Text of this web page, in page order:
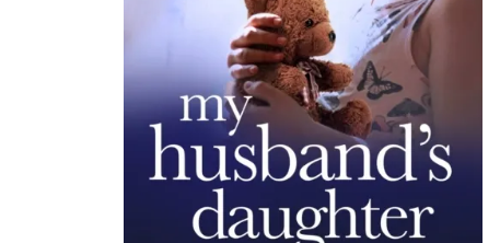
Podkreślenie linków